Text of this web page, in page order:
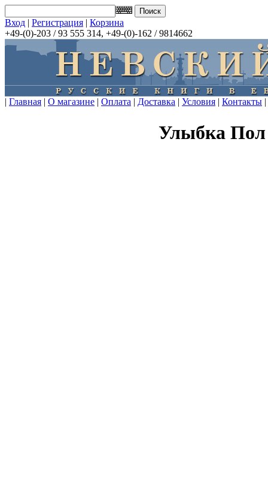
Вход | Регистрация | Корзина
+49-(0)-203 / 93 555 314, +49-(0)-162 / 9814662
| Главная | О магазине | Оплата | Доставка | Условия | Контакты |
Улыбка